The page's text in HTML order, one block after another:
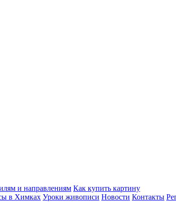
и направлениям Как купить картину
в Химках Уроки живописи Новости Контакты